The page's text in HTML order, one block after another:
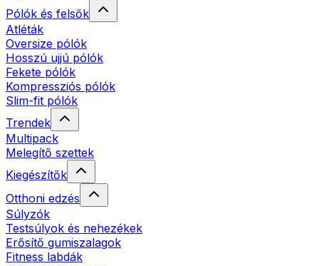
Pólók és felsők
Atléták
Oversize pólók
Hosszú ujjú pólók
Fekete pólók
Kompressziós pólók
Slim-fit pólók
Trendek
Multipack
Melegítő szettek
Kiegészítők
Otthoni edzés
Súlyzók
Testsúlyok és nehezékek
Erősítő gumiszalagok
Fitness labdák